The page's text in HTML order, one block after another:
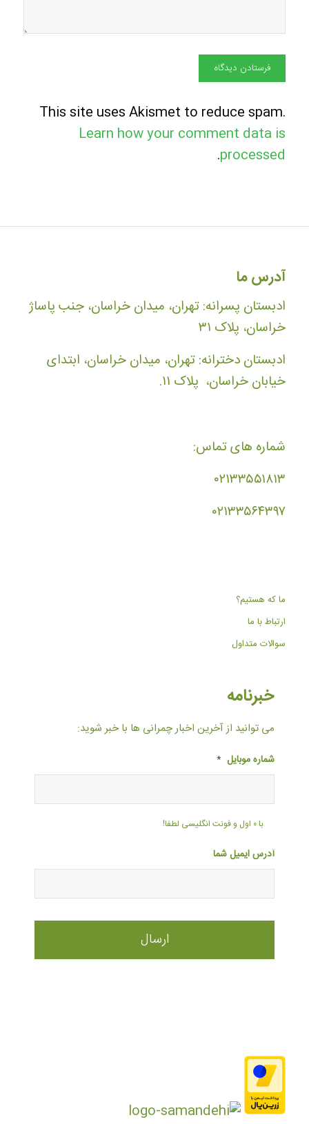
This site uses Akismet to reduce spam.
Learn how your comment data is
processed
.
آدرس ما
ادبستان پسرانه: تهران، میدان خراسان، جنب پاساژ
خراسان، پلاک ۳۱
ادبستان دخترانه: تهران، میدان خراسان، ابتدای
خیابان خراسان، پلاک ۱۱.
شماره های تماس:
۰۲۱۳۳۵۵۱۸۱۳
۰۲۱۳۳۵۶۴۳۹۷
ما که هستیم؟
ارتباط با ما
سوالات متداول
خبرنامه
می توانید از آخرین اخبار چمرانی ها با خبر شوید:
شماره موبایل *
با ۰ اول و فونت انگلیسی لطفا!
آدرس ایمیل شما